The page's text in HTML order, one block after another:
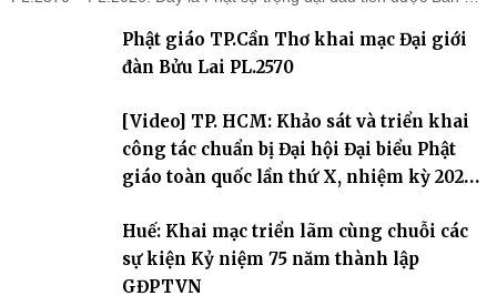
thứ I, thể hiện sự quan tâm đối với công tác truyền giới, đào tạo
Tăng tài và tiếp nối mạng mạch Tăng-g
Phật giáo TP.Cần Thơ khai mạc Đại giới
đàn Bửu Lai PL.2570
[Video] TP. HCM: Khảo sát và triển khai
công tác chuẩn bị Đại hội Đại biểu Phật
giáo toàn quốc lần thứ X, nhiệm kỳ 2026-
Huế: Khai mạc triển lãm cùng chuỗi các
sự kiện Kỷ niệm 75 năm thành lập
GĐPTVN